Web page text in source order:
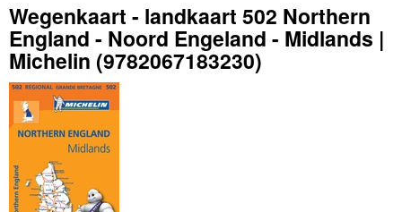
Wegenkaart - landkaart 502 Northern
England - Noord Engeland - Midlands |
Michelin (9782067183230)